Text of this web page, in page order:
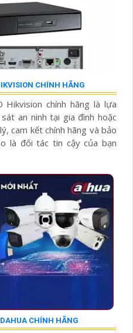
CHÍNH HÃNG
Hikvision chính hãng là lựa
an ninh tại gia đình hoặc
cam kết chính hãng và bảo
là đối tác tin cậy của bạn
CHÍNH HÃNG